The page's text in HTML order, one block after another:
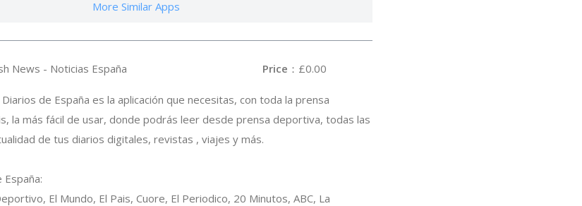
More Similar Apps
News - Noticias España Price ：£0.00
Diarios de España es la aplicación que necesitas, con toda la prensa
la más fácil de usar, donde podrás leer desde prensa deportiva, todas las
de tus diarios digitales, revistas , viajes y más.
El Mundo, El Pais, Cuore, El Periodico, 20 Minutos, ABC, La